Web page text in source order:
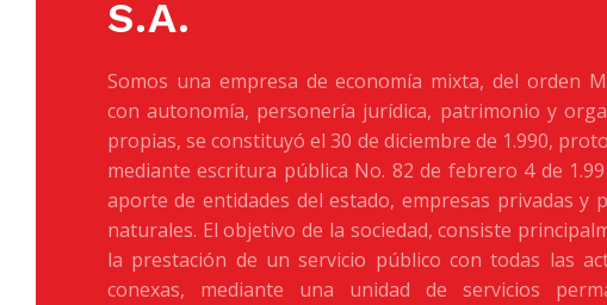
S.A.
Somos una empresa de economía mixta, del orden
con autonomía, personería jurídica, patrimonio y
propias, se constituyó el 30 de diciembre de 1.990,
mediante escritura pública No. 82 de febrero 4 de
aporte de entidades del estado, empresas privadas y
naturales. El objetivo de la sociedad, consiste
la prestación de un servicio público con todas las
conexas, mediante una unidad de servicios